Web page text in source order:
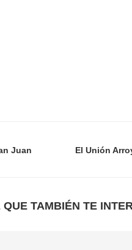
Juan
El Unión
QUE TAMBIÉN TE